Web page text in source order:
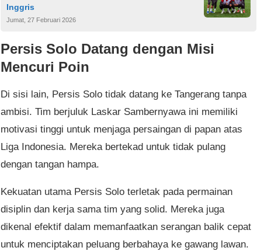
Inggris
Jumat, 27 Februari 2026
Persis Solo Datang dengan Misi
Mencuri Poin
Di sisi lain, Persis Solo tidak datang ke Tangerang tanpa
ambisi. Tim berjuluk Laskar Sambernyawa ini memiliki
motivasi tinggi untuk menjaga persaingan di papan atas
Liga Indonesia. Mereka bertekad untuk tidak pulang
dengan tangan hampa.
Kekuatan utama Persis Solo terletak pada permainan
disiplin dan kerja sama tim yang solid. Mereka juga
dikenal efektif dalam memanfaatkan serangan balik cepat
untuk menciptakan peluang berbahaya ke gawang lawan.